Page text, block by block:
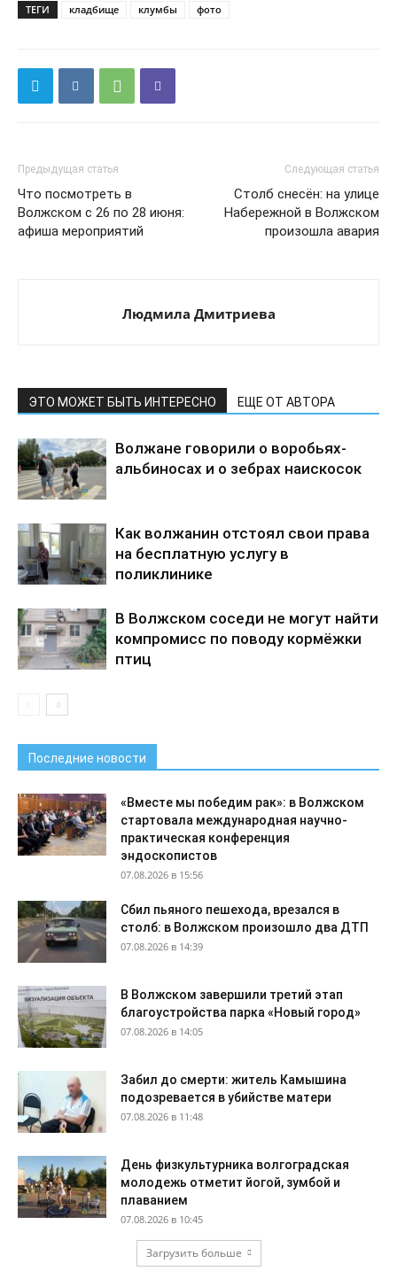
ТЕГИ кладбище клумбы фото
Предыдущая статья
Что посмотреть в
Волжском с 26 по 28 июня:
афиша мероприятий
Следующая статья
Столб снесён: на улице
Набережной в Волжском
произошла авария
Людмила Дмитриева
ЭТО МОЖЕТ БЫТЬ ИНТЕРЕСНО ЕЩЕ ОТ АВТОРА
Волжане говорили о воробьях-
альбиносах и о зебрах наискосок
Как волжанин отстоял свои права
на бесплатную услугу в
поликлинике
В Волжском соседи не могут найти
компромисс по поводу кормёжки
птиц
Последние новости
«Вместе мы победим рак»: в Волжском
стартовала международная научно-
практическая конференция
эндоскопистов
07.08.2026 в 15:56
Сбил пьяного пешехода, врезался в
столб: в Волжском произошло два ДТП
07.08.2026 в 14:39
В Волжском завершили третий этап
благоустройства парка «Новый город»
07.08.2026 в 14:05
Забил до смерти: житель Камышина
подозревается в убийстве матери
07.08.2026 в 11:48
День физкультурника волгоградская
молодежь отметит йогой, зумбой и
плаванием
07.08.2026 в 10:45
Загрузить больше